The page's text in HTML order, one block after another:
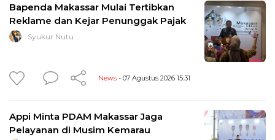
Bapenda Makassar Mulai Tertibkan
Reklame dan Kejar Penunggak Pajak
Syukur Nutu
News - 07 Agustus 2026 15:31
Appi Minta PDAM Makassar Jaga
Pelayanan di Musim Kemarau